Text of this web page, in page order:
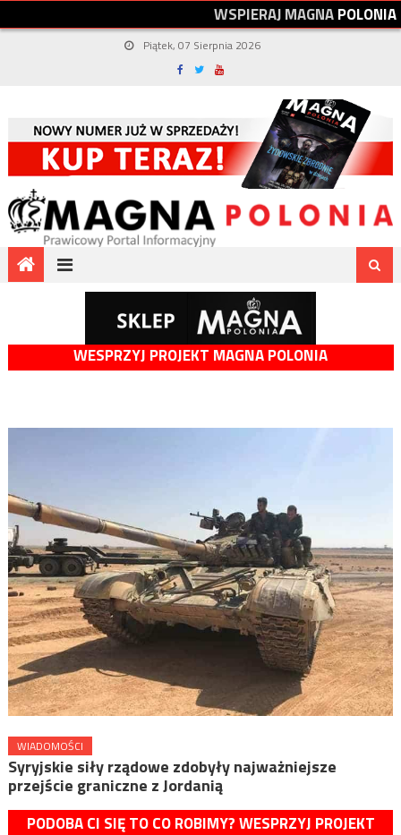
WSPIERAJMAGNAPOLONIA
Piątek, 07 Sierpnia 2026
WESPRZYJ PROJEKT MAGNA POLONIA
WIADOMOŚCI
Syryjskie siły rządowe zdobyły najważniejsze
przejście graniczne z Jordanią
PODOBA CI SIĘ TO CO ROBIMY? WESPRZYJ PROJEKT